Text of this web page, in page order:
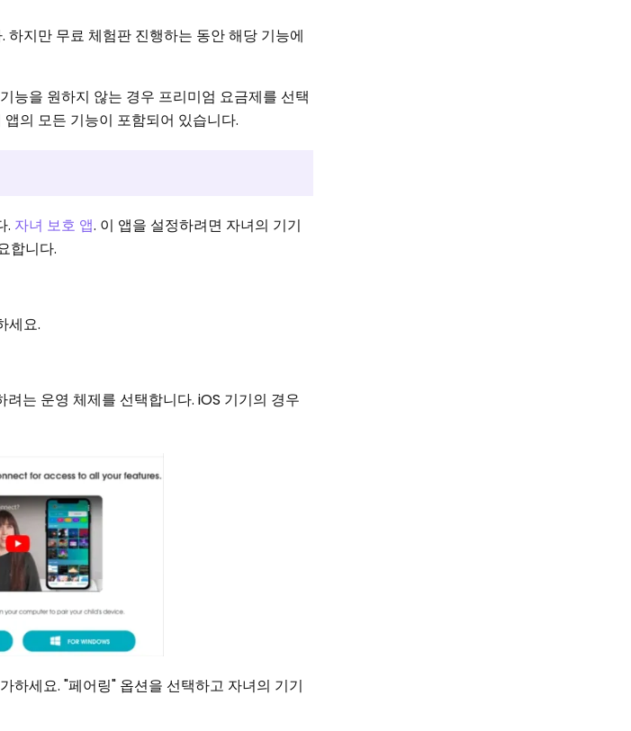
지만 무료 체험판 진행하는 동안 해당 기능에
능을 원하지 않는 경우 프리미엄 요금제를 선택
의 모든 기능이 포함되어 있습니다.
. 자녀 보호 앱. 이 앱을 설정하려면 자녀의 기기
합니다.
세요.
는 운영 체제를 선택합니다. iOS 기기의 경우
세요. "페어링" 옵션을 선택하고 자녀의 기기